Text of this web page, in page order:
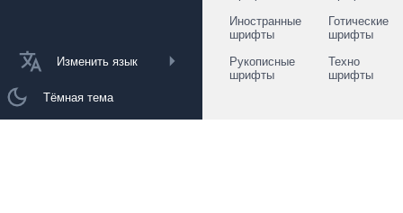
Изменить язык
Тёмная тема
Иностранные
шрифты
Готические
шрифты
Рукописные
шрифты
Техно
шрифты